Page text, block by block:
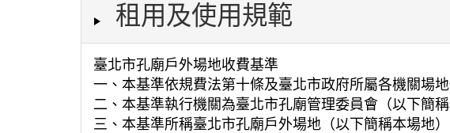
租用及使用規範
臺北市孔廟戶外場地收費基準
一、本基準依規費法第十條及臺北市政府所屬各機關場
二、本基準執行機關為臺北市孔廟管理委員會（以下簡稱
三、本基準所稱臺北市孔廟戶外場地（以下簡稱本場地